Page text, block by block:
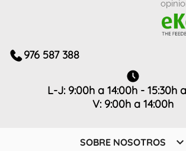
976 587 388
L-J: 9:00h a 14:00h - 15:30h
V: 9:00h a 14:00h
SOBRE NOSOTROS 